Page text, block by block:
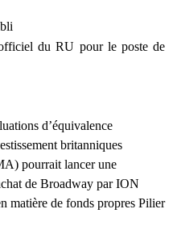
du RU pour le poste de
d’équivalence
britanniques
pourrait lancer une
de Broadway par ION
matière de fonds propres Pilier